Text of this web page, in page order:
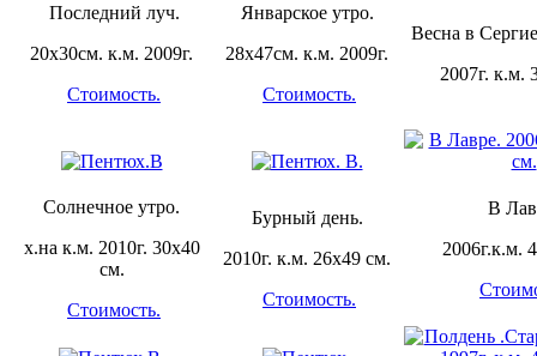
Последний луч.
20х30см. к.м. 2009г.
Стоимость.
Январское утро.
28х47см. к.м. 2009г.
Стоимость.
Весна в
2007г. к.м.
Солнечное утро.
х.на к.м. 2010г. 30х40
см.
Стоимость.
Бурный день.
2010г. к.м. 26х49 см.
Стоимость.
В
2006г.к.м.